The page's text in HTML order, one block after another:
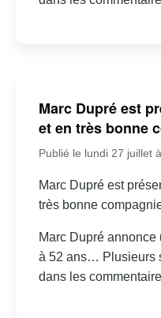
Marc Dupré est
et en très bonne
Publié le lundi 27 juillet
Marc Dupré est
très bonne
Marc Dupré
à 52 ans… Plusieurs
dans les